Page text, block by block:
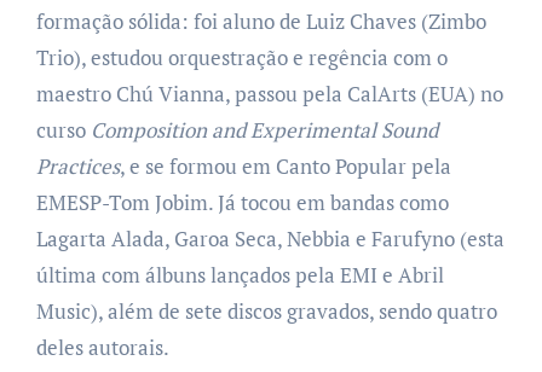
formação sólida: foi aluno de Luiz Chaves (Zimbo
Trio), estudou orquestração e regência com o
maestro Chú Vianna, passou pela CalArts (EUA) no
curso Composition and Experimental Sound
Practices, e se formou em Canto Popular pela
EMESP-Tom Jobim. Já tocou em bandas como
Lagarta Alada, Garoa Seca, Nebbia e Farufyno (esta
última com álbuns lançados pela EMI e Abril
Music), além de sete discos gravados, sendo quatro
deles autorais.